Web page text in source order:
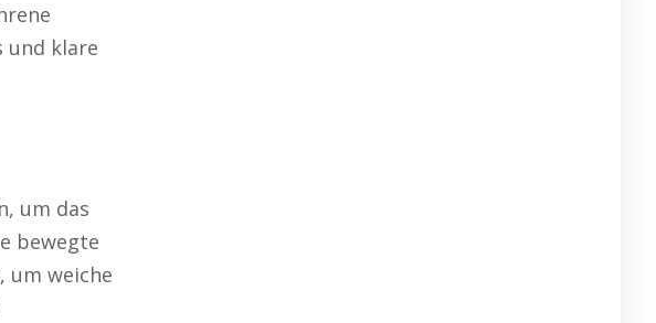
und klare
um das
bewegte
um weiche